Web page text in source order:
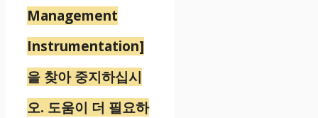
Management
Instrumentation]
을 찾아 중지하십시
오. 도움이 더 필요하